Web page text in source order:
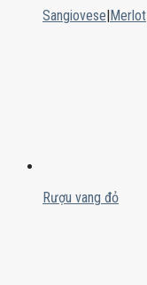
Sangiovese|Merlot
Rượu vang đỏ